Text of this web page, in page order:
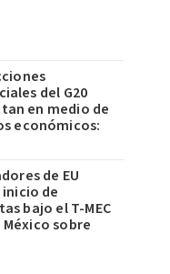
del G20
en medio de
económicos:
de EU
de
bajo el T-MEC
sobre